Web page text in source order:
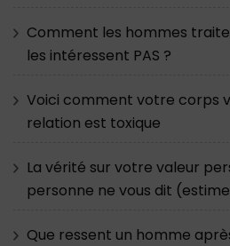
Comment les hommes
les intéressent PAS ?
Voici comment votre corps
relation est toxique
La vérité sur votre valeur
personne ne vous dit
Que ressent un homme